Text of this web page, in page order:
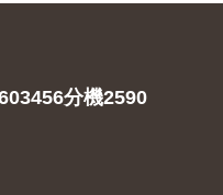
分機2590